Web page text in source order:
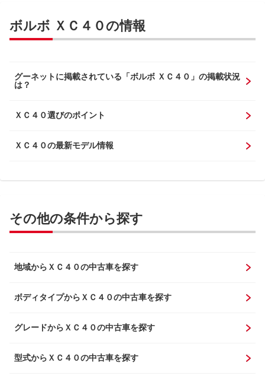
ボルボ ＸＣ４０の情報
グーネットに掲載されている「ボルボ ＸＣ４０」の掲載状況
は？
ＸＣ４０選びのポイント
ＸＣ４０の最新モデル情報
その他の条件から探す
地域からＸＣ４０の中古車を探す
ボディタイプからＸＣ４０の中古車を探す
グレードからＸＣ４０の中古車を探す
型式からＸＣ４０の中古車を探す